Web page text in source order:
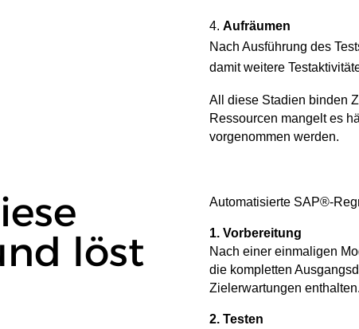
Aufräumen
Nach Ausführung des
damit weitere
All diese Stadien binden
Ressourcen mangelt es
vorgenommen werden.
löst
Automatisierte SAP®-
1. Vorbereitung
Nach einer einmaligen
die kompletten
Zielerwartungen enthalten.
2. Testen